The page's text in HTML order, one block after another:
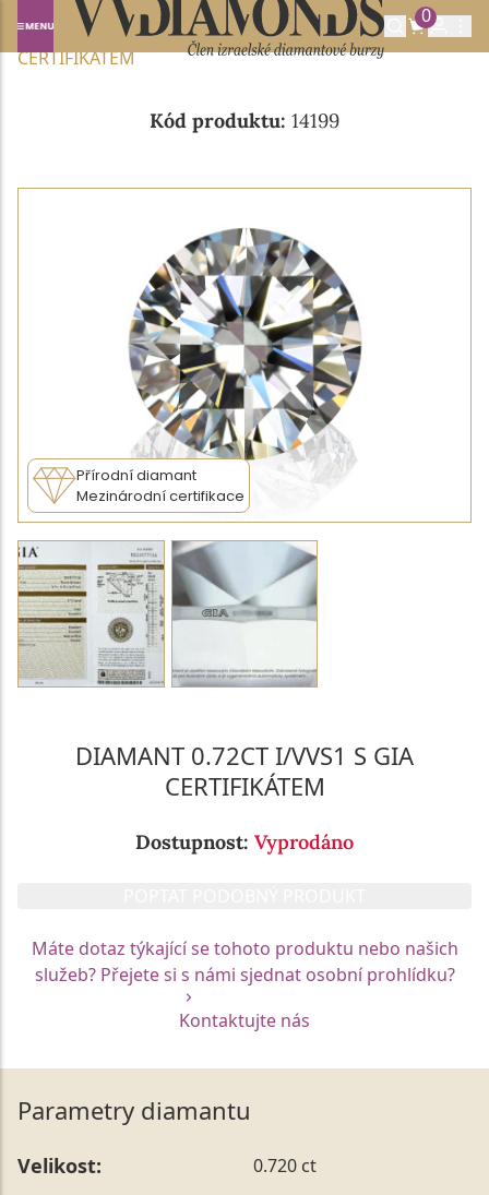
0
Domů NABÍDKA DIAMANTŮ
0.72CT I/VVS1 S GIA
CERTIFIKÁTEM
Kód produktu: 14199
Přírodní diamant
Mezinárodní certifikace
DIAMANT 0.72CT I/VVS1 S GIA
CERTIFIKÁTEM
Dostupnost: Vyprodáno
Máte dotaz týkající se tohoto produktu nebo našich
služeb? Přejete si s námi sjednat osobní prohlídku?
Kontaktujte nás
Parametry diamantu
Velikost: 0.720 ct